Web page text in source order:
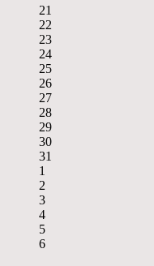
21
22
23
24
25
26
27
28
29
30
31
1
2
3
4
5
6